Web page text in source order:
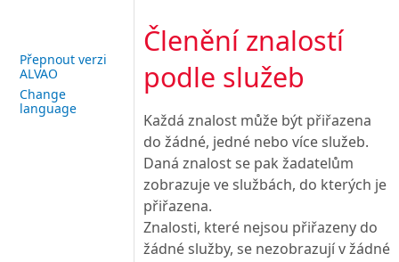
Přepnout verzi
ALVAO
Change
language
Členění znalostí
podle služeb
Každá znalost může být přiřazena
do žádné, jedné nebo více služeb.
Daná znalost se pak žadatelům
zobrazuje ve službách, do kterých je
přiřazena.
Znalosti, které nejsou přiřazeny do
žádné služby, se nezobrazují v žádné